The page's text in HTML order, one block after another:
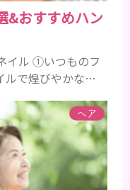
&おすすめハン
イル ①いつものフ
ルで煌びやかな上
ネットネイル 引用
view/30008363
ァズ（Peach
ミラーを多めに、
ヘア